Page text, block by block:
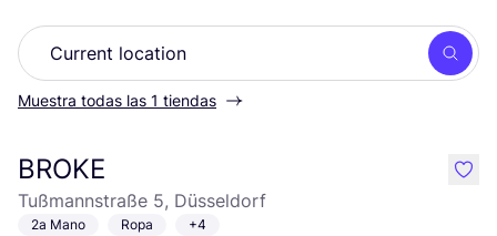
Muestra todas las 1 tiendas
BROKE
Tußmannstraße 5, Düsseldorf
2a Mano Ropa +4
like